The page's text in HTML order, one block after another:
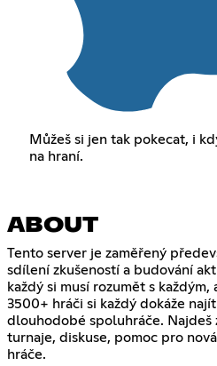
Můžeš si jen tak pokecat, i
na hraní.
ABOUT
Tento server je zaměřený
sdílení zkušeností a budování
každý si musí rozumět s
3500+ hráči si každý dokáže
dlouhodobé spoluhráče. Najdeš
turnaje, diskuse, pomoc pro
hráče.